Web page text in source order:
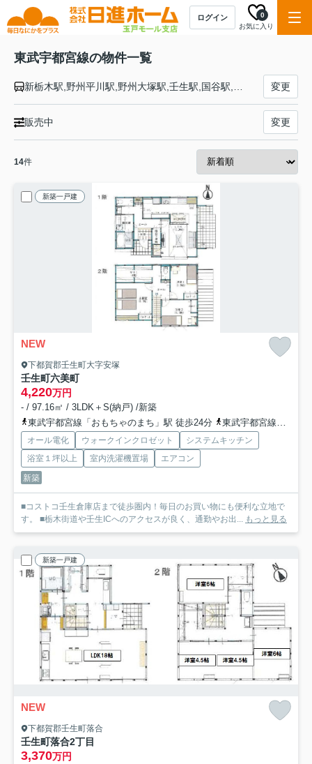
ログイン
お気に入り
0
東武宇都宮線の物件一覧
変更
販売中 変更
14件
新築一戸建
NEW
下都賀郡壬生町大字安塚
壬生町六美町
4,220万円
- / 97.16㎡ / 3LDK＋S(納戸) /新築
東武宇都宮線「おもちゃのまち」駅 徒歩24分
東武宇都宮線「国谷」駅 徒歩34分
オール電化 ウォークインクロゼット
システムキッチン
浴室１坪以上
室内洗濯機置場
エアコン
新築
■コストコ壬生倉庫店まで徒歩圏内！毎日のお買い物にも便利な立地で
す。 ■栃木街道や壬生ICへのアクセスが良く、通勤やお出... もっと見る
新築一戸建
NEW
下都賀郡壬生町落合
壬生町落合2丁目
3,370万円